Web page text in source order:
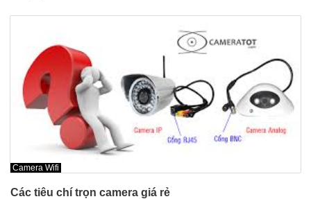
Camera Wifi
Các tiêu chí trọn camera giá rẻ